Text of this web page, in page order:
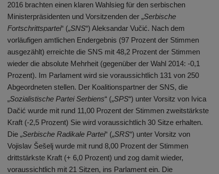
2016 brachten einen klaren Wahlsieg für den serbischen
Ministerpräsidenten und Vorsitzenden der „Serbische
Fortschrittspartei“ („SNS“) Aleksandar Vučić. Nach dem
vorläufigen amtlichen Endergebnis (97 Prozent der Stimmen
ausgezählt) erreichte die SNS mit 48,2 Prozent der Stimmen
wieder die absolute Mehrheit (gegenüber der Wahl 2014: -0,1
Prozent). Im Parlament wird sie voraussichtlich 131 von 250
Abgeordneten stellen. Der Koalitionspartner der SNS, die
„Sozialistische Partei Serbiens“ („SPS“) unter Vorsitz von Ivica
Dačić wurde mit rund 11,00 Prozent der Stimmen zweitstärkste
Kraft (-2,5 Prozent) Sie wird voraussichtlich 30 Sitze erhalten.
Die „Serbische Radikale Partei“ („SRS“) unter Vorsitz von
Vojislav Šešelj wurde mit rund 8,00 Prozent der Stimmen
drittstärkste Kraft (+ 6,0 Prozent) und zog damit wieder,
voraussichtlich mit 21 Sitzen, ins Parlament ein. Die